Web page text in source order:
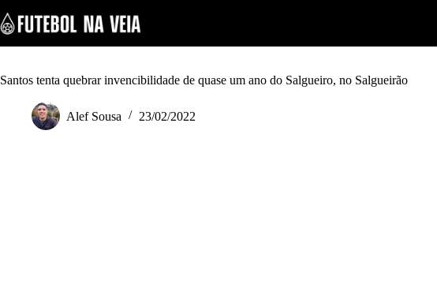
k
i
p
oSantos tenta quebrar invencibilidade de quase um ano do Salgueiro, no Salgueirão
Alef Sousa 23/02/2022